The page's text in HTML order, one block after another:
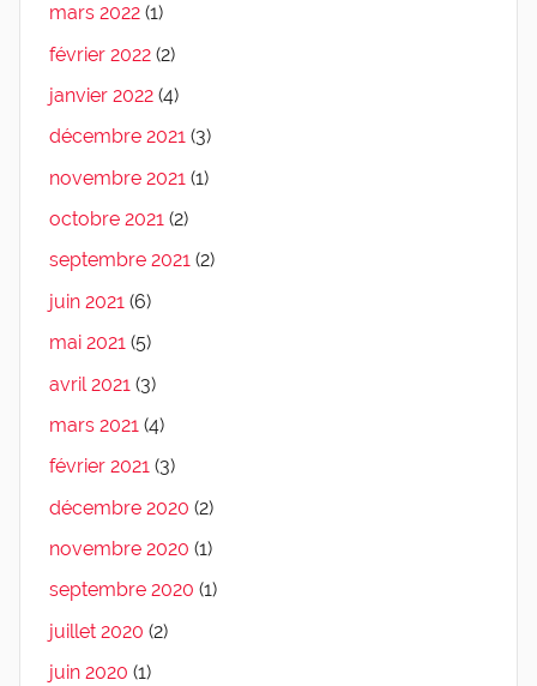
mars 2022 (1)
février 2022 (2)
janvier 2022 (4)
décembre 2021 (3)
novembre 2021 (1)
octobre 2021 (2)
septembre 2021 (2)
juin 2021 (6)
mai 2021 (5)
avril 2021 (3)
mars 2021 (4)
février 2021 (3)
décembre 2020 (2)
novembre 2020 (1)
septembre 2020 (1)
juillet 2020 (2)
juin 2020 (1)